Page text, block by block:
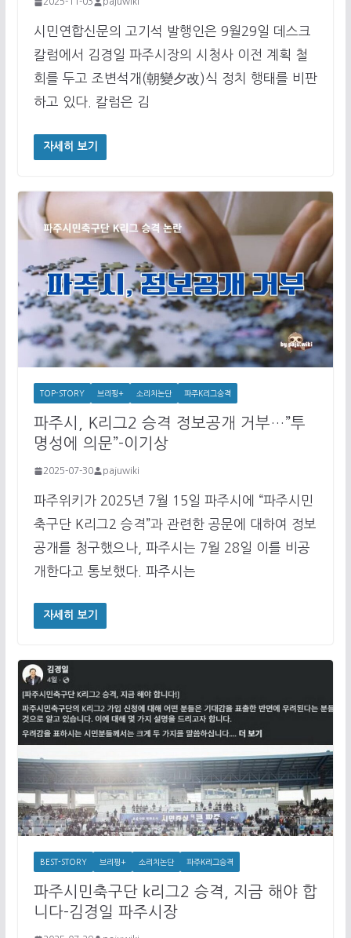
시민연합신문의 고기석 발행인은 9월29일 데스크
칼럼에서 김경일 파주시장의 시청사 이전 계획 철
회를 두고 조변석개(朝變夕改)식 정치 행태를 비판
하고 있다. 칼럼은 김
자세히 보기
TOP-STORY 브리핑+ 소리치논단 파주K리그승격
파주시, K리그2 승격 정보공개 거부…”투
명성에 의문”-이기상
2025-07-30 pajuwiki
파주위키가 2025년 7월 15일 파주시에 “파주시민
축구단 K리그2 승격”과 관련한 공문에 대하여 정보
공개를 청구했으나, 파주시는 7월 28일 이를 비공
개한다고 통보했다. 파주시는
자세히 보기
BEST-STORY 브리핑+ 소리치논단 파주K리그승격
파주시민축구단 k리그2 승격, 지금 해야 합
니다-김경일 파주시장